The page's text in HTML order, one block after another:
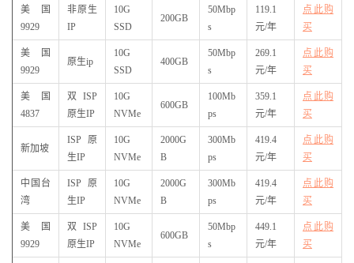
美国
9929
非原生
IP
10G
SSD
200GB
50Mbp
s
119.1
元/年
点此购
买
美国
9929
原生ip
10G
SSD
400GB
50Mbp
s
269.1
元/年
点此购
买
美国
4837
双ISP
原生IP
10G
NVMe
600GB
100Mb
ps
359.1
元/年
点此购
买
新加坡
ISP原
生IP
10G
NVMe
2000G
B
300Mb
ps
419.4
元/年
点此购
买
中国台
湾
ISP原
生IP
10G
NVMe
2000G
B
300Mb
ps
419.4
元/年
点此购
买
美国
9929
双ISP
原生IP
10G
NVMe
600GB
50Mbp
s
449.1
元/年
点此购
买